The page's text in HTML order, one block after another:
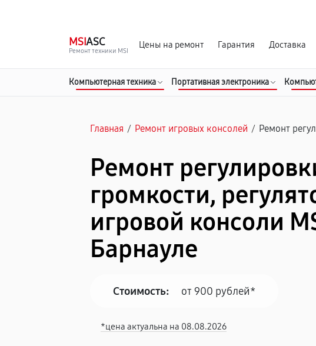
MSIASC
Ремонт техники MSI
Цены на ремонт Гарантия Доставка
Компьютерная техника Портативная электроника
Главная / Ремонт игровых консолей / Ремонт
Ремонт
громкости,
игровой консоли
Барнауле
Стоимость: от 900 рублей*
*цена актуальна на 08.08.2026